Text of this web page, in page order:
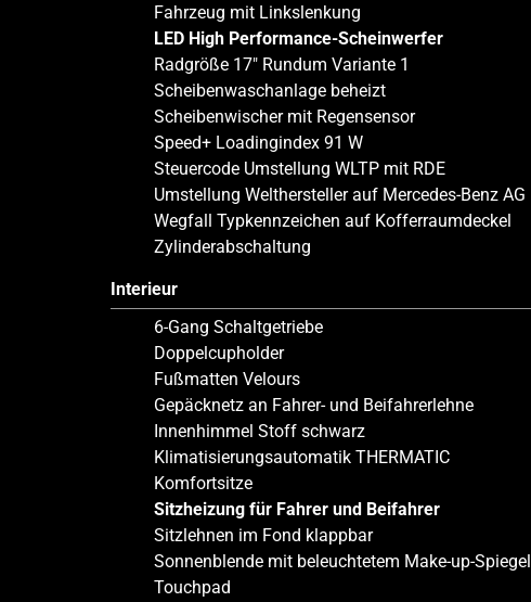
Fahrzeug mit Linkslenkung
LED High Performance-Scheinwerfer
Radgröße 17″ Rundum Variante 1
Scheibenwaschanlage beheizt
Scheibenwischer mit Regensensor
Speed+ Loadingindex 91 W
Steuercode Umstellung WLTP mit RDE
Umstellung Welthersteller auf Mercedes-Benz AG
Wegfall Typkennzeichen auf Kofferraumdeckel
Zylinderabschaltung
Interieur
6-Gang Schaltgetriebe
Doppelcupholder
Fußmatten Velours
Gepäcknetz an Fahrer- und Beifahrerlehne
Innenhimmel Stoff schwarz
Klimatisierungsautomatik THERMATIC
Komfortsitze
Sitzheizung für Fahrer und Beifahrer
Sitzlehnen im Fond klappbar
Sonnenblende mit beleuchtetem Make-up-Spiegel
Touchpad